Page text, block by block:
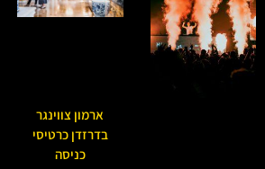
ארמון צווינגר
בדרזדן כרטיסי
כניסה